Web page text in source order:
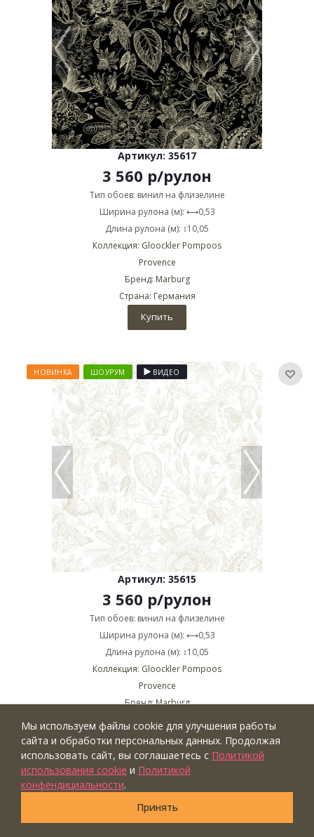
Артикул: 35617
3 560 р/рулон
Тип обоев: винил на флизелине
Ширина рулона (м): ⟷0,53
Длина рулона (м): ↕10,05
Коллекция: Gloockler Pompoos
Provence
Бренд: Marburg
Страна: Германия
Купить
НОВИНКА ШОУРУМ ВИДЕО
Артикул: 35615
3 560 р/рулон
Тип обоев: винил на флизелине
Ширина рулона (м): ⟷0,53
Длина рулона (м): ↕10,05
Коллекция: Gloockler Pompoos
Provence
Бренд: Marburg
Страна: Германия
Купить
Мы используем файлы cookie для улучшения работы
сайта и обработки персональных данных. Продолжая
использовать сайт, вы соглашаетесь с Политикой
использования cookie и Политикой
конфендициальности.
Принять